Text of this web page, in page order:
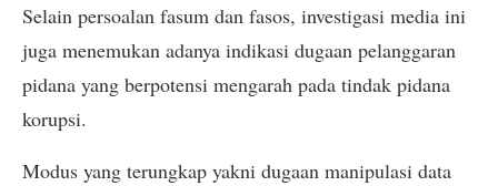
Selain persoalan fasum dan fasos, investigasi media ini
juga menemukan adanya indikasi dugaan pelanggaran
pidana yang berpotensi mengarah pada tindak pidana
korupsi.
Modus yang terungkap yakni dugaan manipulasi data